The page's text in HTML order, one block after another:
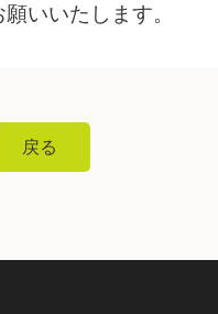
いいたします。
戻る